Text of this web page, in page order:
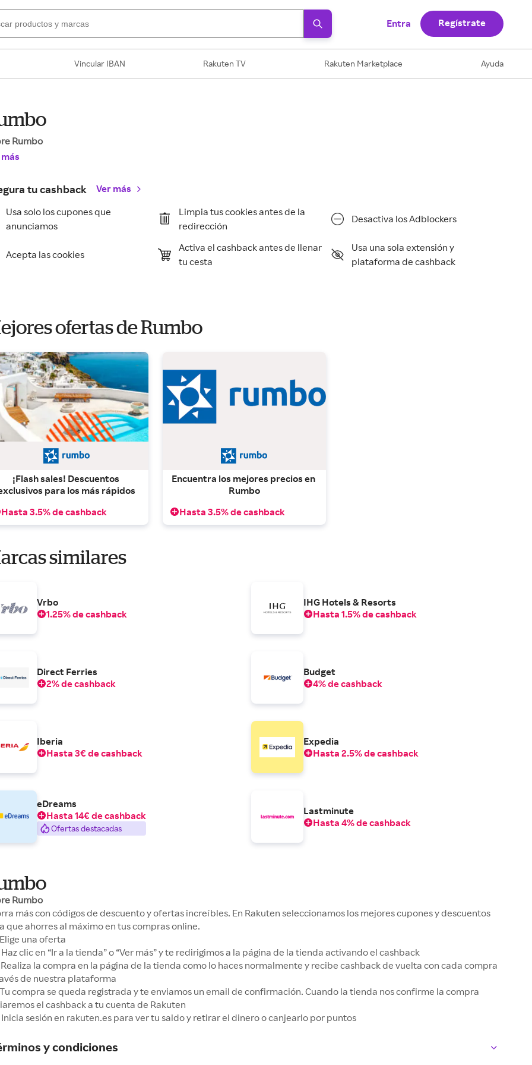
Entra Regístrate
Vincular IBAN Rakuten TV Rakuten Marketplace Ayuda
Rumbo
tu cashback
Ver más
Usa solo los cupones que
anunciamos
Limpia tus cookies antes de la
redirección
Desactiva los Adblockers
Acepta las cookies
Activa el cashback antes de llenar
tu cesta
Usa una sola extensión y
plataforma de cashback
ofertas de Rumbo
¡Flash sales! Descuentos
para los más rápidos
Hasta 3.5% de cashback
Encuentra los mejores precios en
Rumbo
Hasta 3.5% de cashback
similares
Vrbo
1.25% de cashback
IHG Hotels & Resorts
Hasta 1.5% de cashback
Direct Ferries
2% de cashback
Budget
4% de cashback
Iberia
Hasta 3€ de cashback
Expedia
Hasta 2.5% de cashback
eDreams
Hasta 14€ de cashback
Ofertas destacadas
Lastminute
Hasta 4% de cashback
Rumbo
más con códigos de descuento y ofertas increíbles. En Rakuten seleccionamos los mejores cupones y descuentos
que ahorres al máximo en tus compras online.
una oferta
clic en “Ir a la tienda” o “Ver más” y te redirigimos a la página de la tienda activando el cashback
la compra en la página de la tienda como lo haces normalmente y recibe cashback de vuelta con cada compra
de nuestra plataforma
compra se queda registrada y te enviamos un email de confirmación. Cuando la tienda nos confirme la compra
el cashback a tu cuenta de Rakuten
sesión en rakuten.es para ver tu saldo y retirar el dinero o canjearlo por puntos
y condiciones